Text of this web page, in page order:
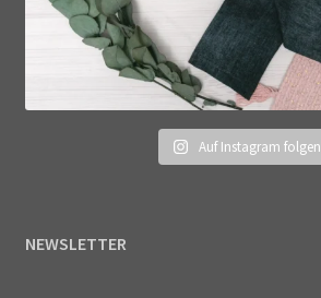
Auf Instagram folgen
NEWSLETTER